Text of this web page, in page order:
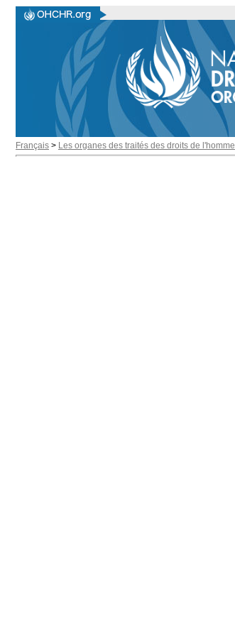
Français > Les organes des traités des droits de l'homme